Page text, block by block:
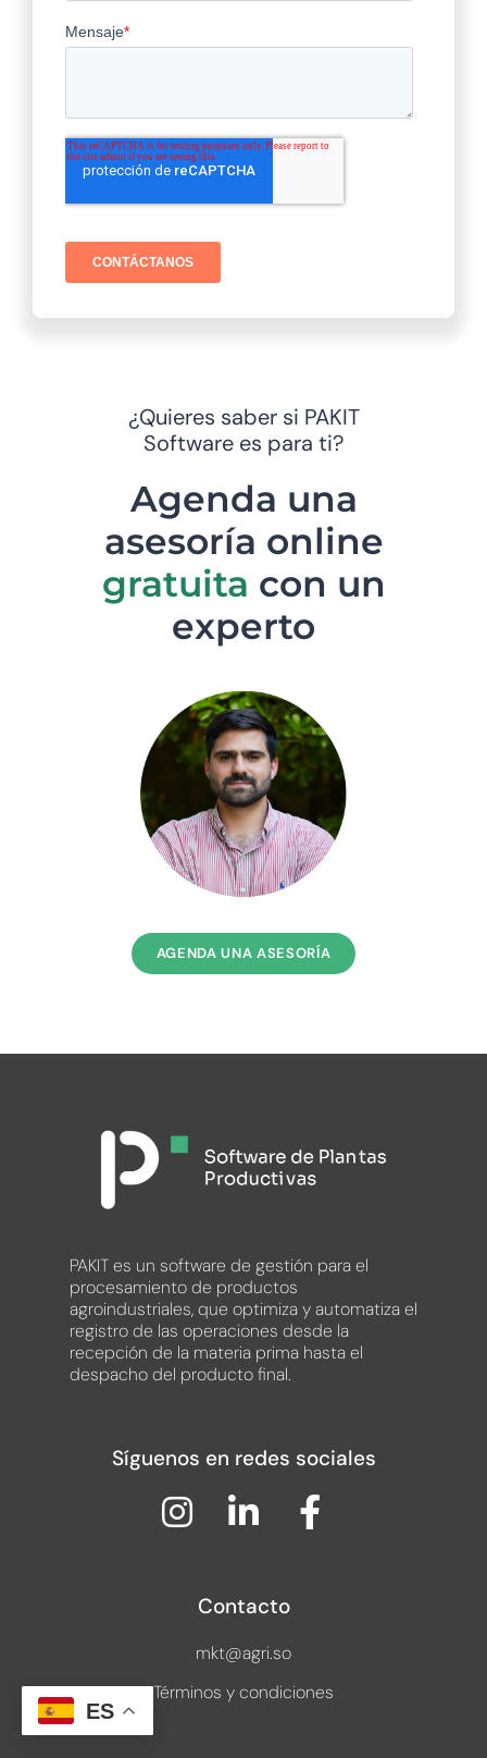
¿Quieres saber si PAKIT
Software es para ti?
Agenda una
asesoría online
gratuita con un
experto
AGENDA UNA ASESORÍA
PAKIT es un software de gestión para el
procesamiento de productos
agroindustriales, que optimiza y automatiza el
registro de las operaciones desde la
recepción de la materia prima hasta el
despacho del producto final.
Síguenos en redes sociales
Contacto
mkt@agri.so
Términos y condiciones
ES